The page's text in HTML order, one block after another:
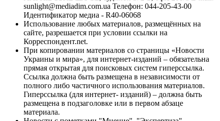
sunlight@mediadim.com.ua Телефон: 044-205-43-00
Идентификатор медиа - R40-06068
Использование любых материалов, размещённых на
сайте, разрешается при условии ссылки на
Корреспондент.net.
При копировании материалов со страницы «Новости
Украины и мира», для интернет-изданий – обязательна
прямая открытая для поисковых систем гиперссылка.
Ссылка должна быть размещена в независимости от
полного либо частичного использования материалов.
Гиперссылка (для интернет- изданий) – должна быть
размещена в подзаголовке или в первом абзаце
материала.